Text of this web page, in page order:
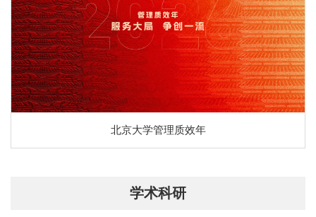
北京大学管理质效年
学术科研